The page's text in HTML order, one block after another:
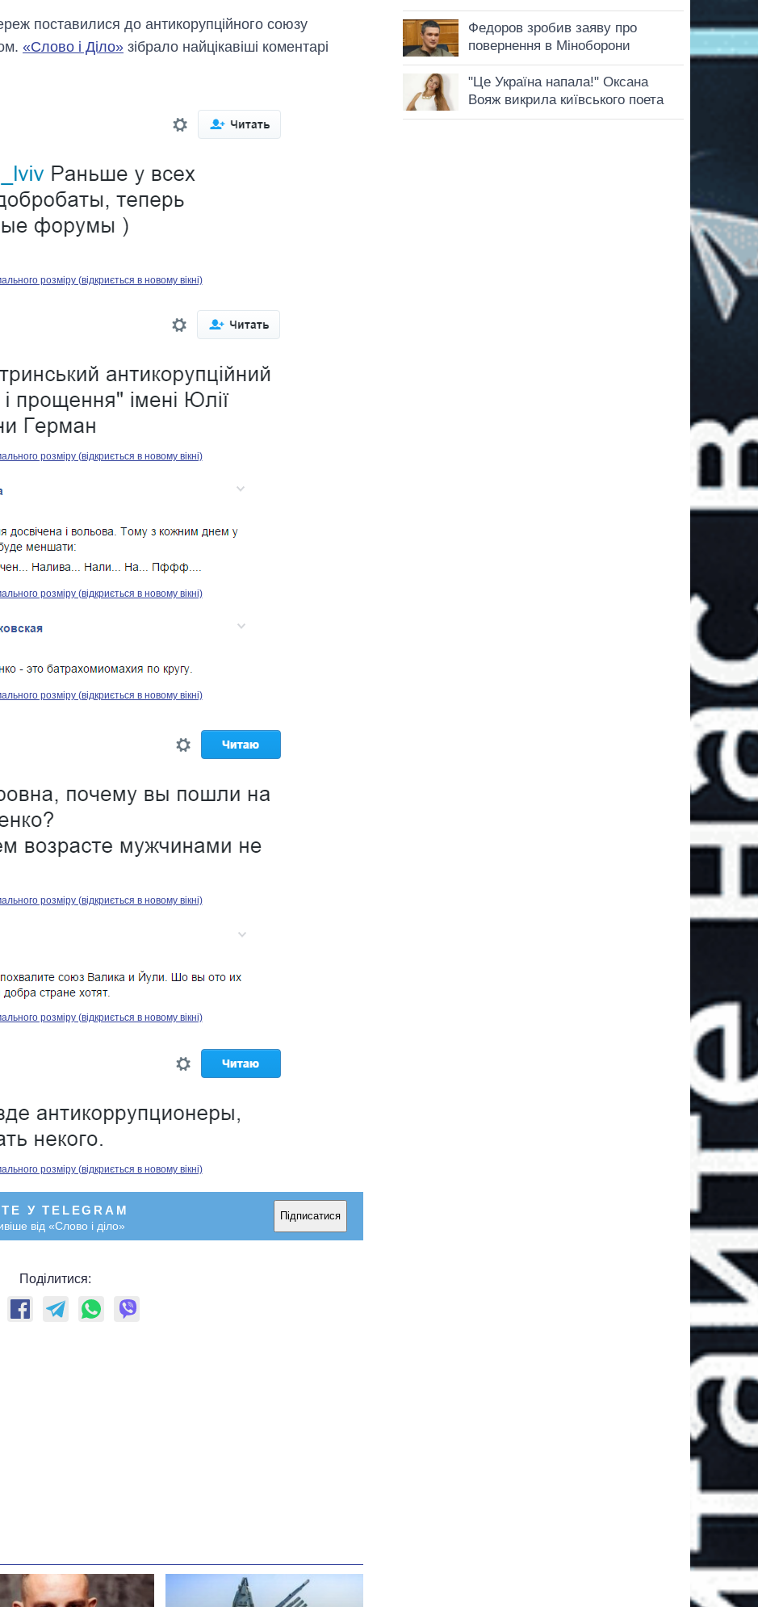
поставилися до антикорупційного союзу
«Слово і Діло» зібрало найцікавіші коментарі
розміру (відкриється в новому вікні)
розміру (відкриється в новому вікні)
розміру (відкриється в новому вікні)
розміру (відкриється в новому вікні)
розміру (відкриється в новому вікні)
розміру (відкриється в новому вікні)
розміру (відкриється в новому вікні)
У TELEGRAM
від «Слово і діло»
Підписатися
Поділитися: